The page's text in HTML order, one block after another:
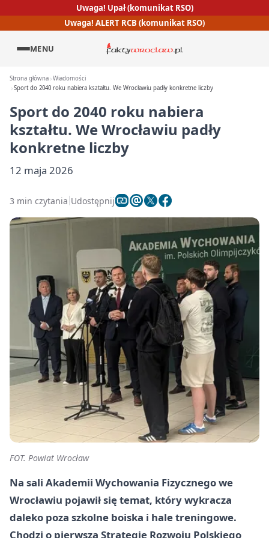
Uwaga! Upał (komunikat RSO)
Uwaga! ALERT RCB (komunikat RSO)
MENU
Strona główna Wiadomości
Sport do 2040 roku nabiera kształtu. We Wrocławiu padły konkretne liczby
Sport do 2040 roku nabiera
kształtu. We Wrocławiu padły
konkretne liczby
12 maja 2026
3 min czytania Udostępnij
FOT. Powiat Wrocław
Na sali Akademii Wychowania Fizycznego we
Wrocławiu pojawił się temat, który wykracza
daleko poza szkolne boiska i hale treningowe.
Chodzi o pierwszą Strategię Rozwoju Polskiego